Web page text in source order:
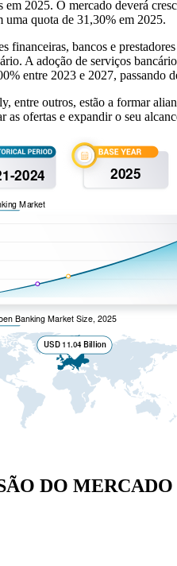
2025. O mercado deverá
quota de 31,30% em 2025.
bancos e
A adoção de serviços
entre 2023 e 2027,
outros, estão a formar
as ofertas e expandir o seu
DO MERCADO